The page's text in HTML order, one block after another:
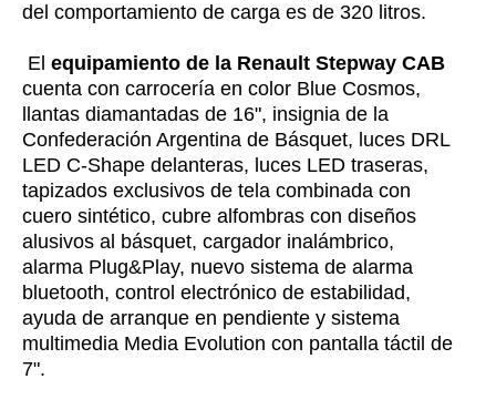
del comportamiento de carga es de 320 litros.
El equipamiento de la Renault Stepway CAB
cuenta con carrocería en color Blue Cosmos,
llantas diamantadas de 16", insignia de la
Confederación Argentina de Básquet, luces DRL
LED C-Shape delanteras, luces LED traseras,
tapizados exclusivos de tela combinada con
cuero sintético, cubre alfombras con diseños
alusivos al básquet, cargador inalámbrico,
alarma Plug&Play, nuevo sistema de alarma
bluetooth, control electrónico de estabilidad,
ayuda de arranque en pendiente y sistema
multimedia Media Evolution con pantalla táctil de
7".